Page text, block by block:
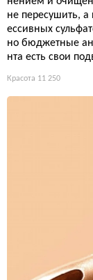
не пересушить, а
ессивных
но бюджетные
нта есть свои
Красота 11 250